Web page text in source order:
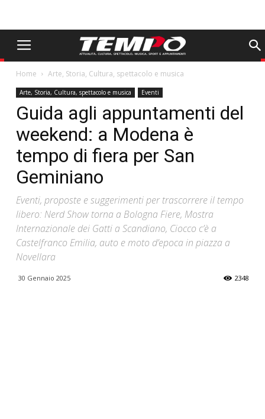
Home Arte, Storia, Cultura, spettacolo e musica
Arte, Storia, Cultura, spettacolo e musica Eventi
Guida agli appuntamenti del
weekend: a Modena è
tempo di fiera per San
Geminiano
Eventi, proposte e suggerimenti per trascorrere il tempo
libero: Nerd Show torna a Bologna Fiere, Mostra
Internazionale dei Gatti a Scandiano, Ciocco c’è a
Castelfranco Emilia, auto e moto d’epoca in piazza a
Novellara
30 Gennaio 2025 2348